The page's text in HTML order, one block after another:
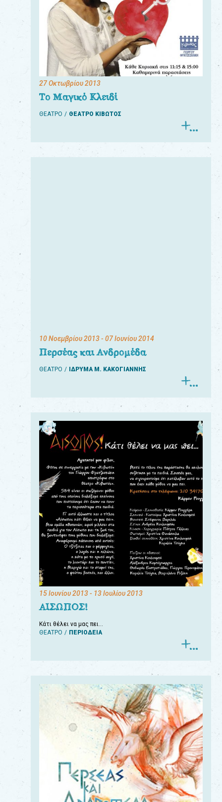
27 Οκτωβρίου 2013
Το Μαγικό Κλειδί
ΘΕΑΤΡΟ ΘΕΑΤΡΟ ΚΙΒΩΤΟΣ
10 Νοεμβρίου 2013- 07 Ιουνίου 2014
Περσέας και Ανδρομέδα
ΘΕΑΤΡΟ ΙΔΡΥΜΑ Μ. ΚΑΚΟΓΙΑΝΝΗΣ
15 Ιουνίου 2013- 13 Ιουλίου 2013
ΑΙΣΩΠΟΣ!
Κάτι θέλει να μας πει…
ΘΕΑΤΡΟ
ΠΕΡΙΟΔΕΙΑ